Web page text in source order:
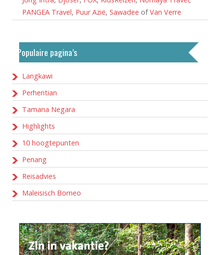
PANGEA Travel, Puur Azië, Sawadee ofVan Verre
Populaire pagina’s
Langkawi
Perhentian
Tamana Negara
Highlights
10 hoogtepunten
Penang
Reisadvies
Maleisisch Borneo